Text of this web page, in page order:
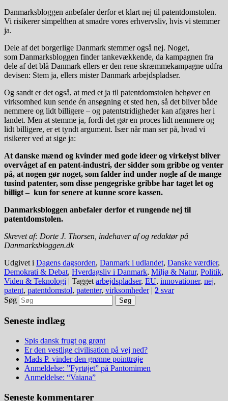
Danmarksbloggen anbefaler derfor et klart nej til patentdomstolen.
Vi risikerer simpelthen at smadre vores erhvervsliv, hvis vi stemmer
ja.
Dele af det borgerlige Danmark stemmer også nej. Noget,
som Danmarksbloggen finder tankevækkende, da kampagnen fra
dele af det blå Danmark ellers er den rene skræmmekampagne udfra
devisen: Stem ja, ellers mister Danmark arbejdspladser.
Og sandt er det også, at med et ja til patentdomstolen behøver en
virksomhed kun sende én ansøgning et sted hen, så det bliver både
nemmere og lidt billigere – og patentstridigheder kan afgøres her i
landet. Men at stemme ja, fordi det gør en proces lidt nemmere og
lidt billigere, er et tyndt argument. Især når man ser på, hvad vi
risikerer ved at sige ja:
At danske mænd og kvinder med gode ideer og virkelyst bliver
overvåget af en patent-industri, der sidder som gribbe og venter
på, at nogen gør noget, som falder ind under nogle af de mange
tusind patenter, som disse pengegriske gribbe har taget let og
billigt – kun for senere at kunne score kassen.
Danmarksbloggen anbefaler derfor et rungende nej til
patentdomstolen.
Skrevet af: Dorte J. Thorsen, indehaver af og redaktør på
Danmarksbloggen.dk
Udgivet i Dagens dagsorden, Danmark i udlandet, Danske værdier,
Demokrati & Debat, Hverdagsliv i Danmark, Miljø & Natur, Politik,
Viden & Teknologi | Tagget arbejdspladser, EU, innovationer, nej,
patent, patentdomstol, patenter, virksomheder | 2 svar
Søg
Seneste indlæg
Spis dansk frugt og grønt
Er den vestlige civilisation på vej ned?
Mads P. vinder den grønne pointtrøje
Anmeldelse: ”Fyrtøjet” på Pantomimen
Anmeldelse: “Vaiana”
Seneste kommentarer